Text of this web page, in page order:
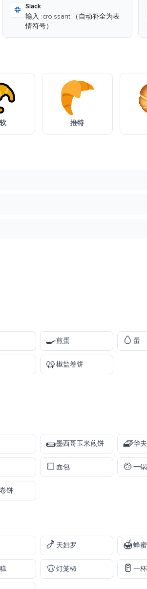
Slack
输入 :croissant:（自动补全为表
情符号）
推特
🍳煎蛋 🥚蛋
🥨椒盐卷饼
🌯墨西哥玉米煎饼 🧇华
🍞面包 🍲一
饼
🍤 天妇罗 🍯蜂蜜
🫑灯笼椒 🥛一